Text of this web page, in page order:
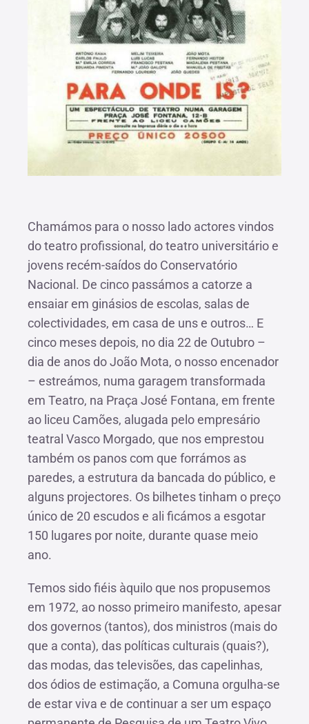
Chamámos para o nosso lado actores vindos
do teatro profissional, do teatro universitário e
jovens recém-saídos do Conservatório
Nacional. De cinco passámos a catorze a
ensaiar em ginásios de escolas, salas de
colectividades, em casa de uns e outros… E
cinco meses depois, no dia 22 de Outubro –
dia de anos do João Mota, o nosso encenador
– estreámos, numa garagem transformada
em Teatro, na Praça José Fontana, em frente
ao liceu Camões, alugada pelo empresário
teatral Vasco Morgado, que nos emprestou
também os panos com que forrámos as
paredes, a estrutura da bancada do público, e
alguns projectores. Os bilhetes tinham o preço
único de 20 escudos e ali ficámos a esgotar
150 lugares por noite, durante quase meio
ano.
Temos sido fiéis àquilo que nos propusemos
em 1972, ao nosso primeiro manifesto, apesar
dos governos (tantos), dos ministros (mais do
que a conta), das políticas culturais (quais?),
das modas, das televisões, das capelinhas,
dos ódios de estimação, a Comuna orgulha-se
de estar viva e de continuar a ser um espaço